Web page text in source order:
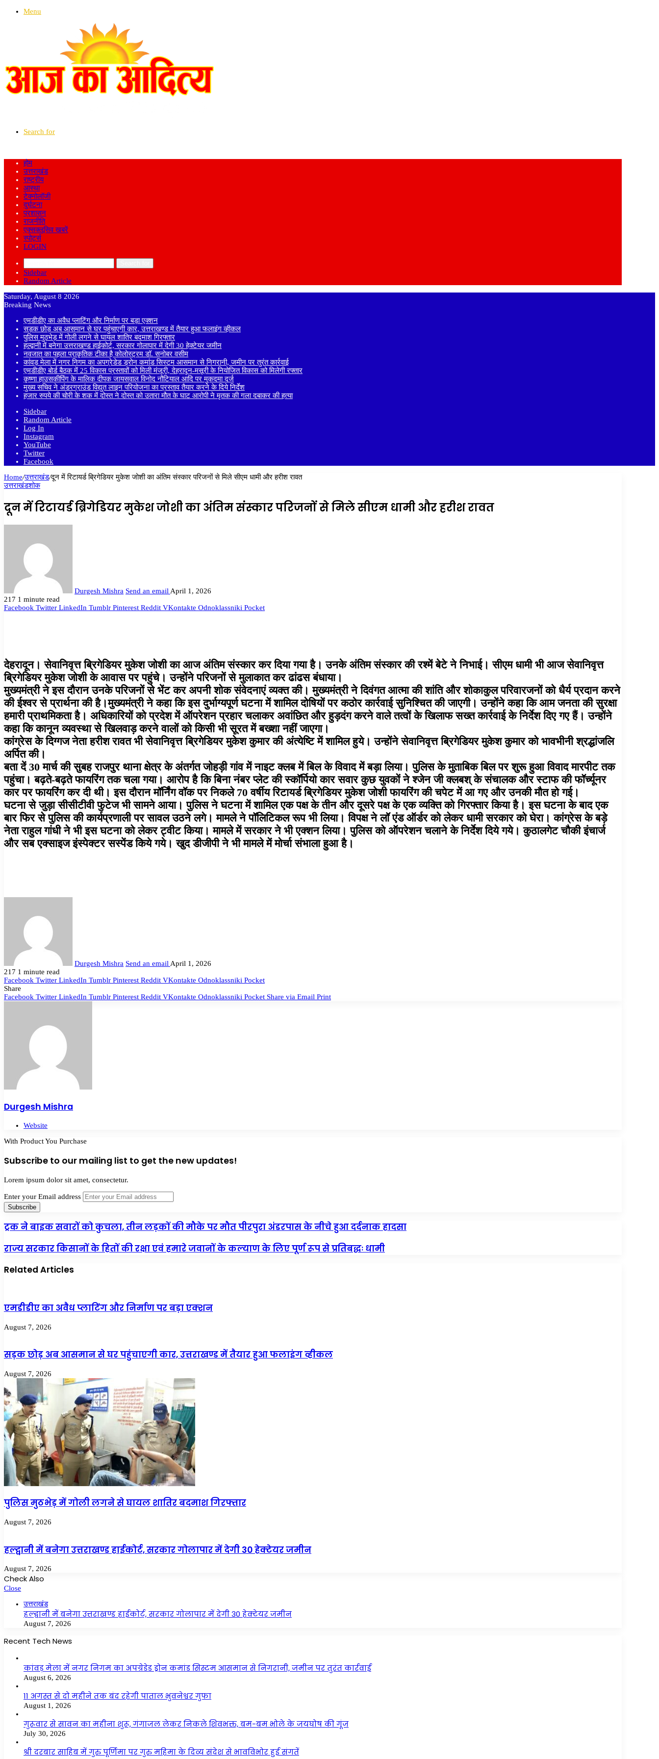
Menu
Search for
होम
उत्तराखंड
राष्ट्रीय
आस्था
टेक्नोलॉजी
दुर्घटना
प्रशासन
राजनीति
एक्सक्लूसिव खबरें
स्पोर्ट्स
LOGIN
Sidebar
Random Article
Saturday, August 8 2026
Breaking News
एमडीडीए का अवैध प्लाटिंग और निर्माण पर बड़ा एक्शन
सड़क छोड़ अब आसमान से घर पहुंचाएगी कार, उत्तराखण्ड में तैयार हुआ फलाइंग व्हीकल
पुलिस मुठभेड़ में गोली लगने से घायल शातिर बदमाश गिरफ्तार
हल्द्वानी में बनेगा उत्तराखण्ड हाईकोर्ट, सरकार गोलापार में देगी 30 हेक्टेयर जमीन
नवजात का पहला प्राकृतिक टीका है कोलोस्ट्रम डॉ. सनोबर वसीम
कांवड़ मेला में नगर निगम का अपग्रेडेड ड्रोन कमांड सिस्टम आसमान से निगरानी, जमीन पर तुरंत कार्रवाई
एमडीडीए बोर्ड बैठक में 25 विकास प्रस्तावों को मिली मंजूरी, देहरादून-मसूरी के नियोजित विकास को मिलेगी रफ्तार
कृष्णा हाउसकीपिंग के मालिक दीपक जायसवाल विनोद नौटियाल आदि पर मुकदमा दर्ज
मुख्य सचिव ने अंडरग्राउंड विद्युत लाइन परियोजना का प्रस्ताव तैयार करने के दिये निर्देश
हजार रुपये की चोरी के शक में दोस्त ने दोस्त को उतारा मौत के घाट आरोपी ने मृतक की गला दबाकर की हत्या
Sidebar
Random Article
Log In
Instagram
YouTube
Twitter
Facebook
Home/उत्तराखंड/दून में रिटायर्ड ब्रिगेडियर मुकेश जोशी का अंतिम संस्कार परिजनों से मिले सीएम धामी और हरीश रावत
उत्तराखंडशोक
दून में रिटायर्ड ब्रिगेडियर मुकेश जोशी का अंतिम संस्कार परिजनों से मिले सीएम धामी और हरीश रावत
Durgesh Mishra Send an emailApril 1, 2026
217 1 minute read
Facebook Twitter LinkedIn Tumblr Pinterest Reddit VKontakte Odnoklassniki Pocket
देहरादून। सेवानिवृत्त ब्रिगेडियर मुकेश जोशी का आज अंतिम संस्कार कर दिया गया है। उनके अंतिम संस्कार की रश्में बेटे ने निभाई। सीएम धामी भी आज सेवानिवृत्त
ब्रिगेडियर मुकेश जोशी के आवास पर पहुंचे। उन्होंने परिजनों से मुलाकात कर ढांढस बंधाया।
मुख्यमंत्री ने इस दौरान उनके परिजनों से भेंट कर अपनी शोक संवेदनाएं व्यक्त की। मुख्यमंत्री ने दिवंगत आत्मा की शांति और शोकाकुल परिवारजनों को धैर्य प्रदान करने
की ईश्वर से प्रार्थना की है।मुख्यमंत्री ने कहा कि इस दुर्भाग्यपूर्ण घटना में शामिल दोषियों पर कठोर कार्रवाई सुनिश्चित की जाएगी। उन्होंने कहा कि आम जनता की सुरक्षा
हमारी प्राथमिकता है। अधिकारियों को प्रदेश में ऑपरेशन प्रहार चलाकर अवांछित और हुड़दंग करने वाले तत्वों के खिलाफ सख्त कार्रवाई के निर्देश दिए गए हैं। उन्होंने
कहा कि कानून व्यवस्था से खिलवाड़ करने वालों को किसी भी सूरत में बख्शा नहीं जाएगा।
कांग्रेस के दिग्गज नेता हरीश रावत भी सेवानिवृत्त ब्रिगेडियर मुकेश कुमार की अंत्येष्टि में शामिल हुये। उन्होंने सेवानिवृत्त ब्रिगेडियर मुकेश कुमार को भावभीनी श्रद्धांजलि
अर्पित की।
बता दें 30 मार्च की सुबह राजपुर थाना क्षेत्र के अंतर्गत जोहड़ी गांव में नाइट क्लब में बिल के विवाद में बड़ा लिया। पुलिस के मुताबिक बिल पर शुरू हुआ विवाद मारपीट तक
पहुंचा। बढ़ते-बढ़ते फायरिंग तक चला गया। आरोप है कि बिना नंबर प्लेट की स्कॉर्पियो कार सवार कुछ युवकों ने श्जेन जी क्लबश् के संचालक और स्टाफ की फॉर्च्यूनर
कार पर फायरिंग कर दी थी। इस दौरान मॉर्निंग वॉक पर निकले 70 वर्षीय रिटायर्ड ब्रिगेडियर मुकेश जोशी फायरिंग की चपेट में आ गए और उनकी मौत हो गई।
घटना से जुड़ा सीसीटीवी फुटेज भी सामने आया। पुलिस ने घटना में शामिल एक पक्ष के तीन और दूसरे पक्ष के एक व्यक्ति को गिरफ्तार किया है। इस घटना के बाद एक
बार फिर से पुलिस की कार्यप्रणाली पर सावल उठने लगे। मामले ने पॉलिटिकल रूप भी लिया। विपक्ष ने लॉ एंड ऑर्डर को लेकर धामी सरकार को घेरा। कांग्रेस के बड़े
नेता राहुल गांधी ने भी इस घटना को लेकर ट्वीट किया। मामले में सरकार ने भी एक्शन लिया। पुलिस को ऑपरेशन चलाने के निर्देश दिये गये। कुठालगेट चौकी इंचार्ज
और सब एक्साइज इंस्पेक्टर सस्पेंड किये गये। खुद डीजीपी ने भी मामले में मोर्चा संभाला हुआ है।
Durgesh Mishra Send an emailApril 1, 2026
217 1 minute read
Facebook Twitter LinkedIn Tumblr Pinterest Reddit VKontakte Odnoklassniki Pocket
Share
Facebook Twitter LinkedIn Tumblr Pinterest Reddit VKontakte Odnoklassniki Pocket Share via Email Print
Durgesh Mishra
Website
With Product You Purchase
Subscribe to our mailing list to get the new updates!
Lorem ipsum dolor sit amet, consectetur.
Enter your Email address
ट्रक ने बाइक सवारों को कुचला, तीन लड़कों की मौके पर मौत पीरपुरा अंडरपास के नीचे हुआ दर्दनाक हादसा
राज्य सरकार किसानों के हितों की रक्षा एवं हमारे जवानों के कल्याण के लिए पूर्ण रूप से प्रतिबद्धः धामी
Related Articles
एमडीडीए का अवैध प्लाटिंग और निर्माण पर बड़ा एक्शन
August 7, 2026
सड़क छोड़ अब आसमान से घर पहुंचाएगी कार, उत्तराखण्ड में तैयार हुआ फलाइंग व्हीकल
August 7, 2026
पुलिस मुठभेड़ में गोली लगने से घायल शातिर बदमाश गिरफ्तार
August 7, 2026
हल्द्वानी में बनेगा उत्तराखण्ड हाईकोर्ट, सरकार गोलापार में देगी 30 हेक्टेयर जमीन
August 7, 2026
Check Also
Close
उत्तराखंड
हल्द्वानी में बनेगा उत्तराखण्ड हाईकोर्ट, सरकार गोलापार में देगी 30 हेक्टेयर जमीन
August 7, 2026
Recent Tech News
कांवड़ मेला में नगर निगम का अपग्रेडेड ड्रोन कमांड सिस्टम आसमान से निगरानी, जमीन पर तुरंत कार्रवाई
August 6, 2026
11 अगस्त से दो महीने तक बंद रहेगी पाताल भुवनेश्वर गुफा
August 1, 2026
गुरूवार से सावन का महीना शुरू, गंगाजल लेकर निकले शिवभक्त, बम-बम भोले के जयघोष की गूंज
July 30, 2026
श्री दरबार साहिब में गुरु पूर्णिमा पर गुरु महिमा के दिव्य संदेश से भावविभोर हुई संगतें